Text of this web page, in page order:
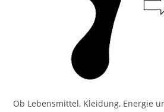
Ob Lebensmittel, Kleidung, Energie